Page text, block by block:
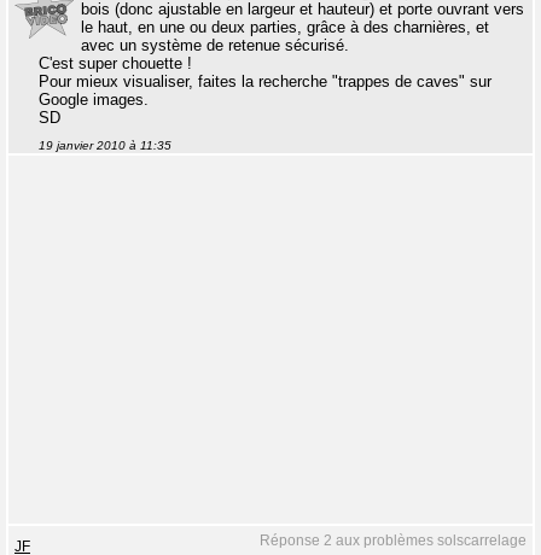
bois (donc ajustable en largeur et hauteur) et porte ouvrant vers
le haut, en une ou deux parties, grâce à des charnières, et
avec un système de retenue sécurisé.
C'est super chouette !
Pour mieux visualiser, faites la recherche "trappes de caves" sur
Google images.
SD
19 janvier 2010 à 11:35
Réponse 2 aux problèmes solscarrelage
JF